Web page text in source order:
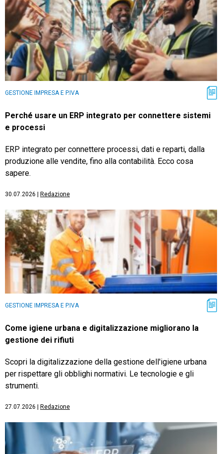
GESTIONE IMPRESA E P.IVA
Perché usare un ERP integrato per connettere sistemi
e processi
ERP integrato per connettere processi, dati e reparti, dalla
produzione alle vendite, fino alla contabilità. Ecco cosa
sapere.
30.07.2026 Redazione
GESTIONE IMPRESA E P.IVA
Come igiene urbana e digitalizzazione migliorano la
gestione dei rifiuti
Scopri la digitalizzazione della gestione dell'igiene urbana
per rispettare gli obblighi normativi. Le tecnologie e gli
strumenti.
27.07.2026 Redazione